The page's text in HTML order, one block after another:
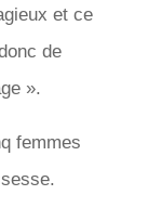
et ce
de
».
femmes